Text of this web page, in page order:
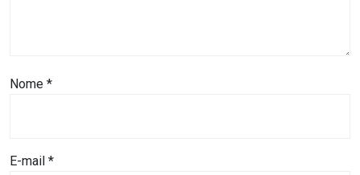
DE
CÂMARA
Nome *
E-mail *